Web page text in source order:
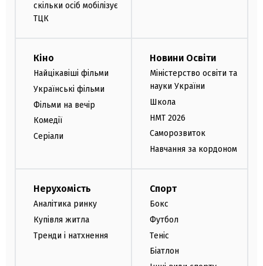
скільки осіб мобілізує
ТЦК
Кіно
Найцікавіші фільми
Українські фільми
Фільми на вечір
Комедії
Серіали
Новини Освіти
Міністерство освіти та
науки України
Школа
НМТ 2026
Саморозвиток
Навчання за кордоном
Нерухомість
Аналітика ринку
Купівля житла
Тренди і натхнення
Спорт
Бокс
Футбол
Теніс
Біатлон